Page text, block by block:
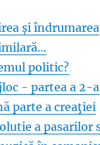
și îndrumarea
politic?
- partea a 2-a
parte a creaţiei
a pasarilor